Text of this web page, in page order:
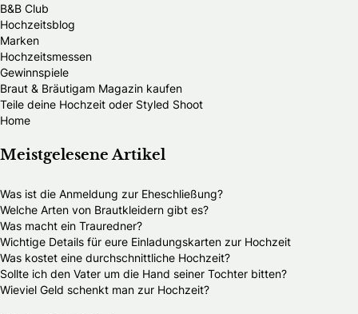
B&B Club
Hochzeitsblog
Marken
Hochzeitsmessen
Gewinnspiele
Braut & Bräutigam Magazin kaufen
Teile deine Hochzeit oder Styled Shoot
Home
Meistgelesene Artikel
Was ist die Anmeldung zur Eheschließung?
Welche Arten von Brautkleidern gibt es?
Was macht ein Trauredner?
Wichtige Details für eure Einladungskarten zur Hochzeit
Was kostet eine durchschnittliche Hochzeit?
Sollte ich den Vater um die Hand seiner Tochter bitten?
Wieviel Geld schenkt man zur Hochzeit?